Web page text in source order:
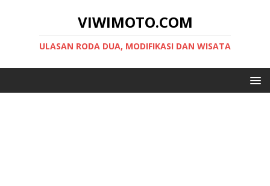
VIWIMOTO.COM
ULASAN RODA DUA, MODIFIKASI DAN WISATA